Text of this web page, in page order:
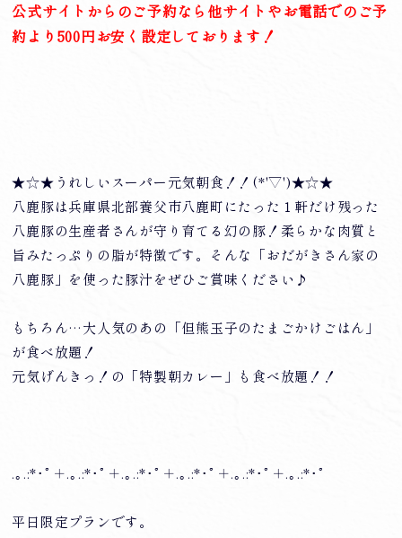
公式サイトからのご予約なら他サイトやお電話でのご予
約より500円お安く設定しております！
★☆★うれしいスーパー元気朝食！！(*'▽')★☆★
八鹿豚は兵庫県北部養父市八鹿町にたった１軒だけ残った
八鹿豚の生産者さんが守り育てる幻の豚！柔らかな肉質と
旨みたっぷりの脂が特徴です。そんな「おだがきさん家の
八鹿豚」を使った豚汁をぜひご賞味ください♪
もちろん…大人気のあの「但熊玉子のたまごかけごはん」
が食べ放題！
元気げんきっ！の「特製朝カレー」も食べ放題！！
.｡.:*･ﾟ＋.｡.:*･ﾟ＋.｡.:*･ﾟ＋.｡.:*･ﾟ＋.｡.:*･ﾟ＋.｡.:*･ﾟ
平日限定プランです。